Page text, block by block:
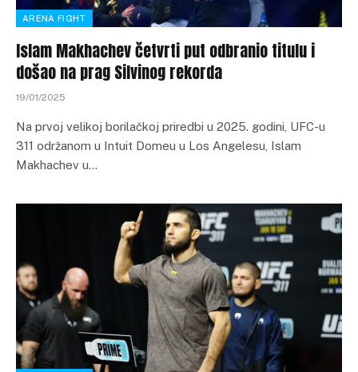
ARENA FIGHT
Islam Makhachev četvrti put odbranio titulu i
došao na prag Silvinog rekorda
19/01/2025
Na prvoj velikoj borilačkoj priredbi u 2025. godini, UFC-u
311 održanom u Intuit Domeu u Los Angelesu, Islam
Makhachev u…